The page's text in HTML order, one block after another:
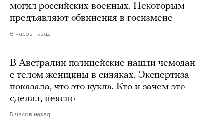
могил российских военных. Некоторым
предъявляют обвинения в госизмене
6 часов назад
В Австралии полицейские нашли чемодан
с телом женщины в синяках. Экспертиза
показала, что это кукла. Кто и зачем это
сделал, неясно
5 часов назад